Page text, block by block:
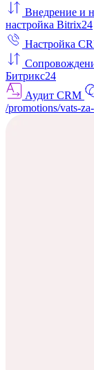
Внедрение и
настройка Bitrix24
Настройка
Битрикс24
Аудит CRM
/promotions/vats-